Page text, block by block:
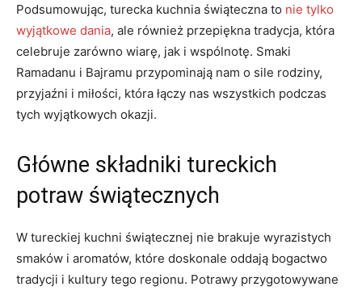
Podsumowując,‌ turecka kuchnia świąteczna to nie tylko
wyjątkowe dania,⁣ ale również‌ przepiękna⁢ tradycja, która
celebruje zarówno wiarę, ‍jak‍ i wspólnotę. Smaki
Ramadanu i Bajramu przypominają⁢ nam o​ sile ⁣rodziny, ​
przyjaźni i ‌miłości, która ⁢łączy⁣ nas wszystkich podczas
tych wyjątkowych‌ okazji.
Główne składniki⁤ tureckich ​
potraw świątecznych
W tureckiej ​kuchni ‌świątecznej nie brakuje wyrazistych
smaków i aromatów, ⁤które doskonale oddają bogactwo
tradycji i kultury tego regionu. Potrawy przygotowywane